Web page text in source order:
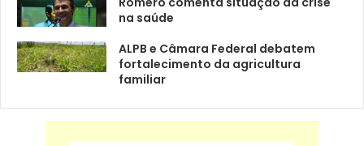
na saúde
ALPB e Câmara Federal debatem
fortalecimento da agricultura
familiar